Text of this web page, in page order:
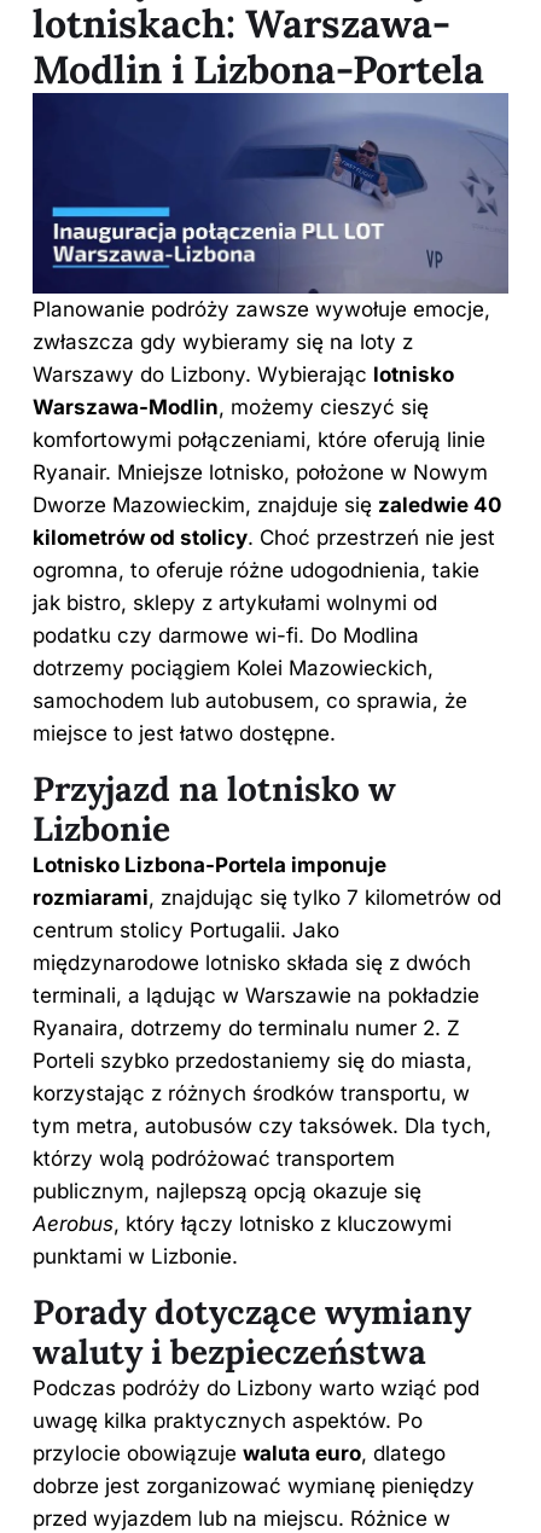
lotniskach: Warszawa-
Modlin i Lizbona-Portela
Planowanie podróży zawsze wywołuje emocje,
zwłaszcza gdy wybieramy się na loty z
Warszawy do Lizbony. Wybierając lotnisko
Warszawa-Modlin, możemy cieszyć się
komfortowymi połączeniami, które oferują linie
Ryanair. Mniejsze lotnisko, położone w Nowym
Dworze Mazowieckim, znajduje się zaledwie 40
kilometrów od stolicy. Choć przestrzeń nie jest
ogromna, to oferuje różne udogodnienia, takie
jak bistro, sklepy z artykułami wolnymi od
podatku czy darmowe wi-fi. Do Modlina
dotrzemy pociągiem Kolei Mazowieckich,
samochodem lub autobusem, co sprawia, że
miejsce to jest łatwo dostępne.
Przyjazd na lotnisko w
Lizbonie
Lotnisko Lizbona-Portela imponuje
rozmiarami, znajdując się tylko 7 kilometrów od
centrum stolicy Portugalii. Jako
międzynarodowe lotnisko składa się z dwóch
terminali, a lądując w Warszawie na pokładzie
Ryanaira, dotrzemy do terminalu numer 2. Z
Porteli szybko przedostaniemy się do miasta,
korzystając z różnych środków transportu, w
tym metra, autobusów czy taksówek. Dla tych,
którzy wolą podróżować transportem
publicznym, najlepszą opcją okazuje się
Aerobus, który łączy lotnisko z kluczowymi
punktami w Lizbonie.
Porady dotyczące wymiany
waluty i bezpieczeństwa
Podczas podróży do Lizbony warto wziąć pod
uwagę kilka praktycznych aspektów. Po
przylocie obowiązuje waluta euro, dlatego
dobrze jest zorganizować wymianę pieniędzy
przed wyjazdem lub na miejscu. Różnice w